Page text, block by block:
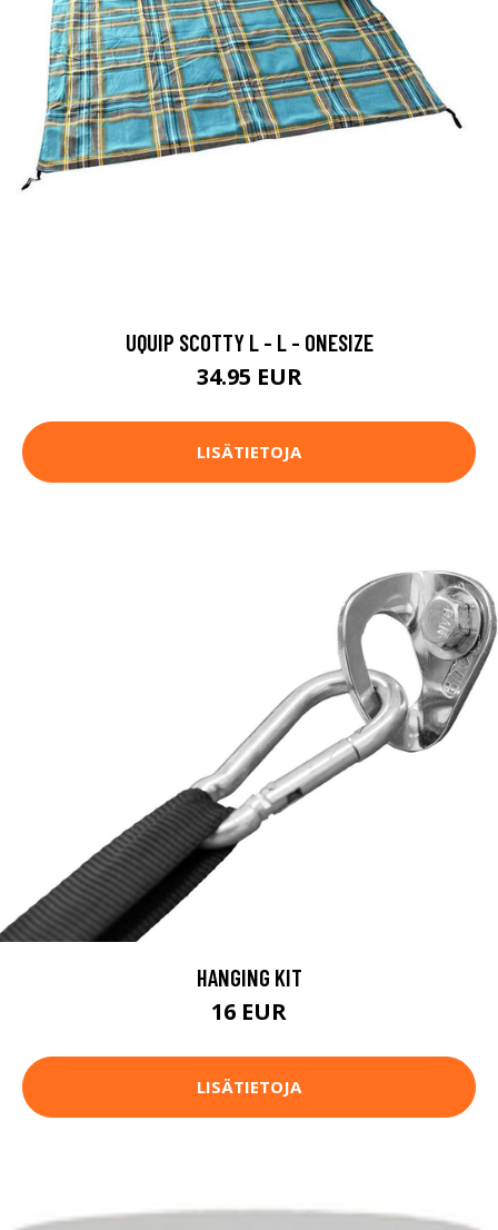
UQUIP SCOTTY L - L - ONESIZE
34.95 EUR
LISÄTIETOJA
HANGING KIT
16 EUR
LISÄTIETOJA